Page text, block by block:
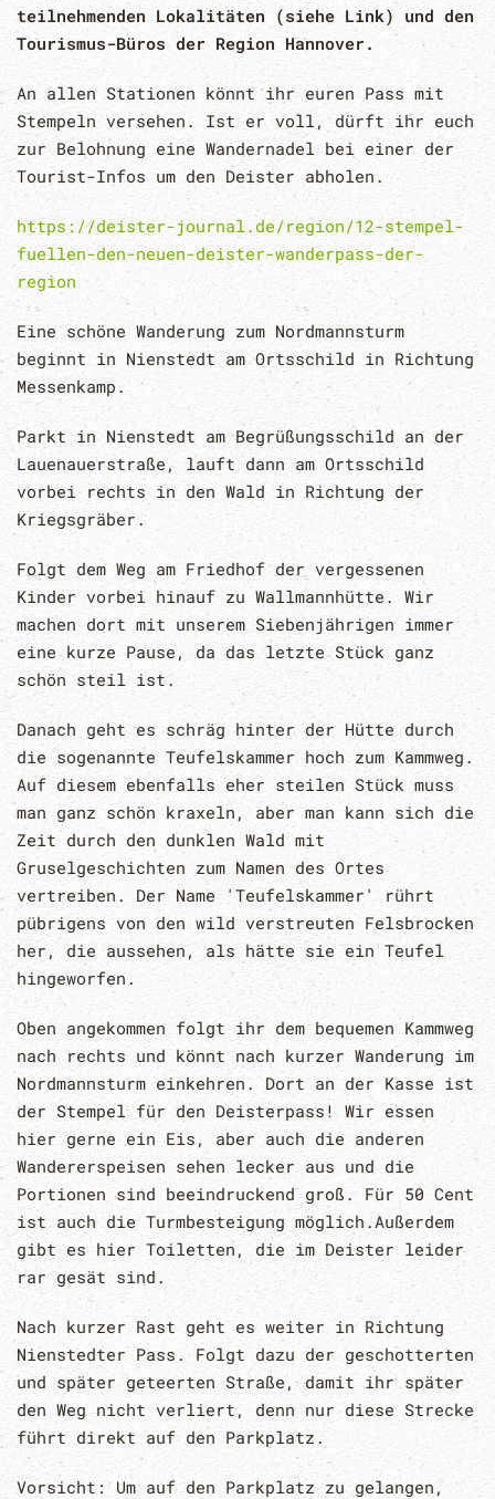
teilnehmenden Lokalitäten (siehe Link) und den
Tourismus-Büros der Region Hannover.
An allen Stationen könnt ihr euren Pass mit
Stempeln versehen. Ist er voll, dürft ihr euch
zur Belohnung eine Wandernadel bei einer der
Tourist-Infos um den Deister abholen.
https://deister-journal.de/region/12-stempel-
fuellen-den-neuen-deister-wanderpass-der-
region
Eine schöne Wanderung zum Nordmannsturm
beginnt in Nienstedt am Ortsschild in Richtung
Messenkamp.
Parkt in Nienstedt am Begrüßungsschild an der
Lauenauerstraße, lauft dann am Ortsschild
vorbei rechts in den Wald in Richtung der
Kriegsgräber.
Folgt dem Weg am Friedhof der vergessenen
Kinder vorbei hinauf zu Wallmannhütte. Wir
machen dort mit unserem Siebenjährigen immer
eine kurze Pause, da das letzte Stück ganz
schön steil ist.
Danach geht es schräg hinter der Hütte durch
die sogenannte Teufelskammer hoch zum Kammweg.
Auf diesem ebenfalls eher steilen Stück muss
man ganz schön kraxeln, aber man kann sich die
Zeit durch den dunklen Wald mit
Gruselgeschichten zum Namen des Ortes
vertreiben. Der Name 'Teufelskammer' rührt
pübrigens von den wild verstreuten Felsbrocken
her, die aussehen, als hätte sie ein Teufel
hingeworfen.
Oben angekommen folgt ihr dem bequemen Kammweg
nach rechts und könnt nach kurzer Wanderung im
Nordmannsturm einkehren. Dort an der Kasse ist
der Stempel für den Deisterpass! Wir essen
hier gerne ein Eis, aber auch die anderen
Wandererspeisen sehen lecker aus und die
Portionen sind beeindruckend groß. Für 50 Cent
ist auch die Turmbesteigung möglich.Außerdem
gibt es hier Toiletten, die im Deister leider
rar gesät sind.
Nach kurzer Rast geht es weiter in Richtung
Nienstedter Pass. Folgt dazu der geschotterten
und später geteerten Straße, damit ihr später
den Weg nicht verliert, denn nur diese Strecke
führt direkt auf den Parkplatz.
Vorsicht: Um auf den Parkplatz zu gelangen,